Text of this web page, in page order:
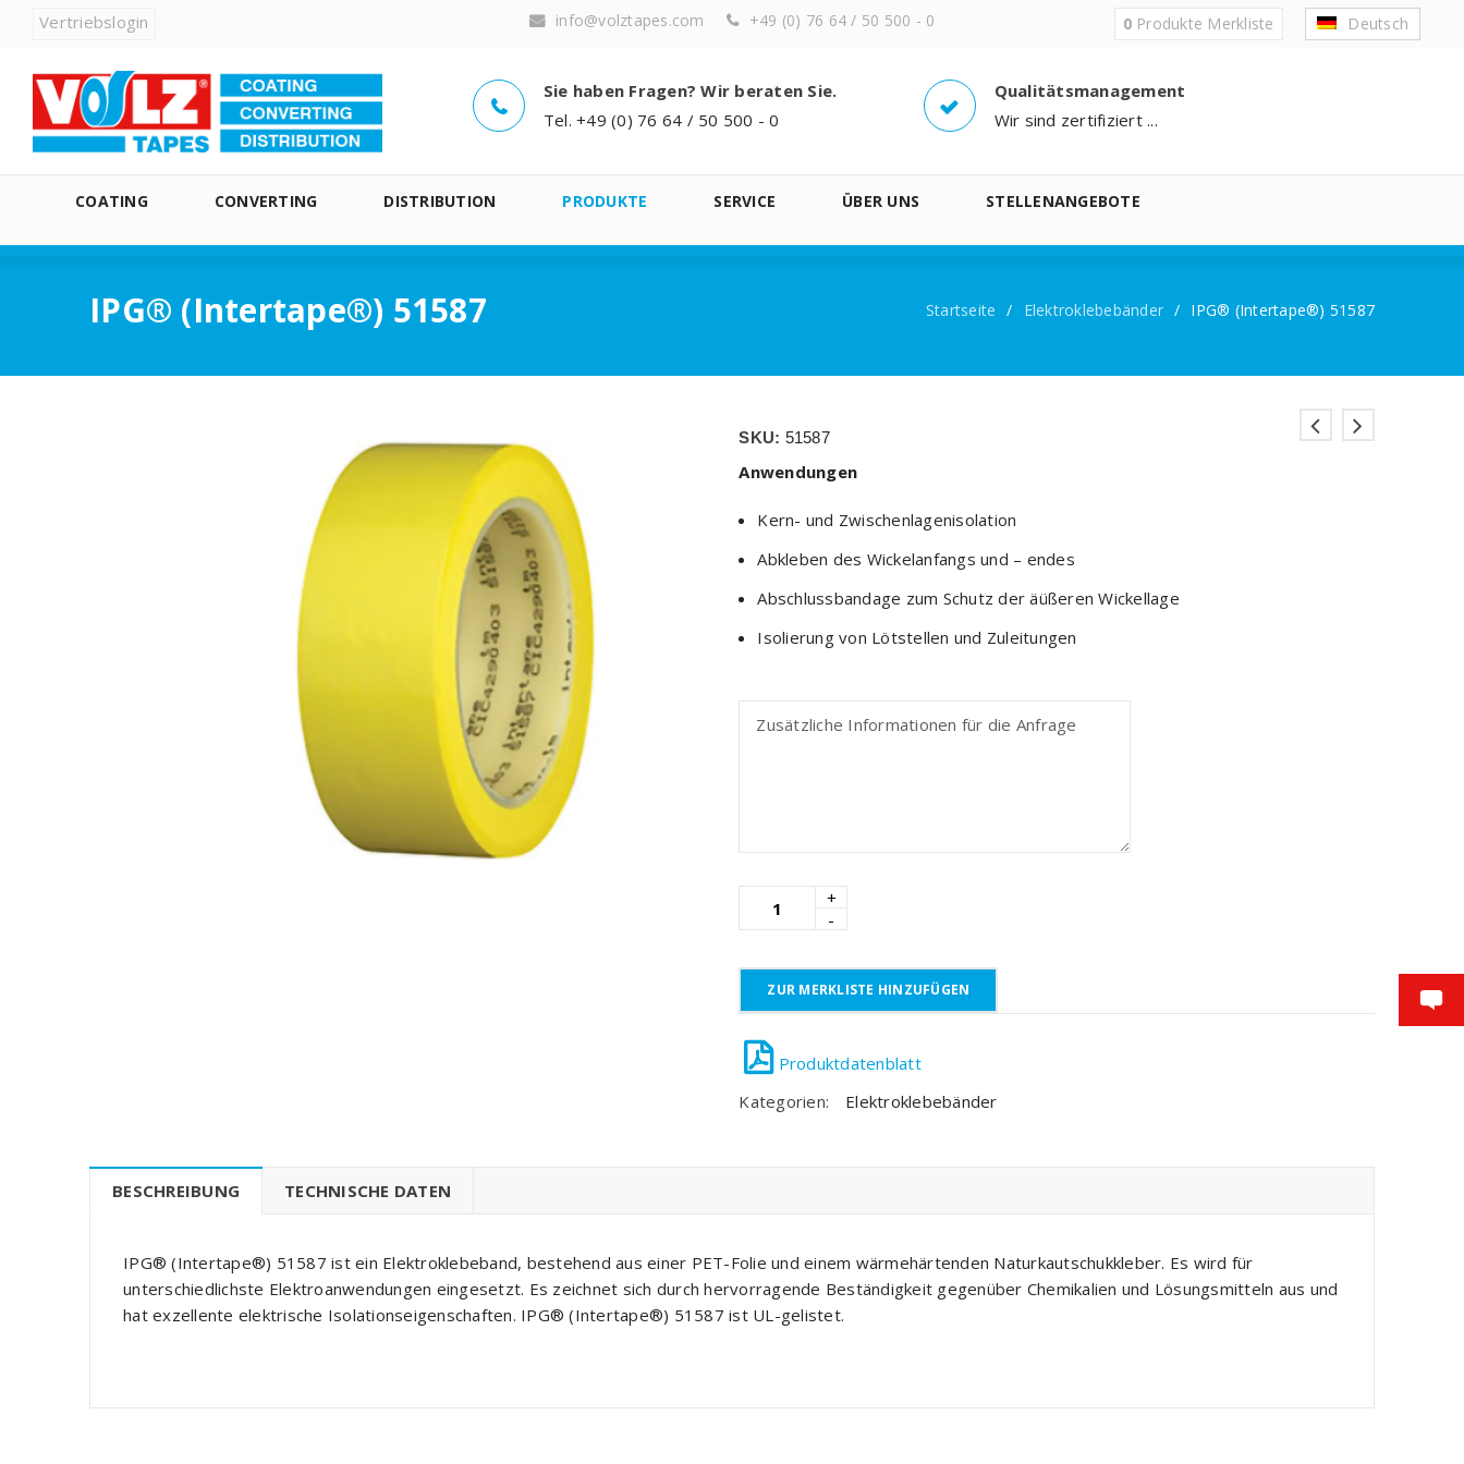
Vertriebslogin info@volztapes.com +49 (0) 76 64 / 50 500 - 0 0Produkte Merkliste Deutsch
Sie haben Fragen? Wir beraten Sie.
Tel. +49 (0) 76 64 / 50 500 - 0
Qualitätsmanagement
Wir sind zertifiziert ...
COATING CONVERTING DISTRIBUTION PRODUKTE SERVICE ÜBER UNS STELLENANGEBOTE
IPG® (Intertape®) 51587 Startseite / Elektroklebebänder / IPG® (Intertape®) 51587
SKU: 51587
Anwendungen
Kern- und Zwischenlagenisolation
Abkleben des Wickelanfangs und – endes
Abschlussbandage zum Schutz der äüßeren Wickellage
Isolierung von Lötstellen und Zuleitungen
ZUR MERKLISTE HINZUFÜGEN
Kategorien: Elektroklebebänder
BESCHREIBUNG TECHNISCHE DATEN
IPG® (Intertape®) 51587 ist ein Elektroklebeband, bestehend aus einer PET-Folie und einem wärmehärtenden Naturkautschukkleber. Es wird für
unterschiedlichste Elektroanwendungen eingesetzt. Es zeichnet sich durch hervorragende Beständigkeit gegenüber Chemikalien und Lösungsmitteln aus und
hat exzellente elektrische Isolationseigenschaften. IPG® (Intertape®) 51587 ist UL-gelistet.